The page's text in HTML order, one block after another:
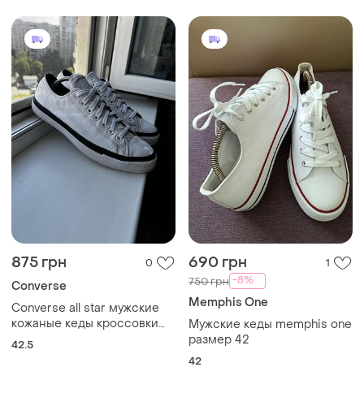
875 грн 0
Converse
Converse all star мужские
кожаные кеды кроссовки
оригинал
42.5
690 грн 1
750 грн -8%
Memphis One
Мужские кеды memphis one
размер 42
42